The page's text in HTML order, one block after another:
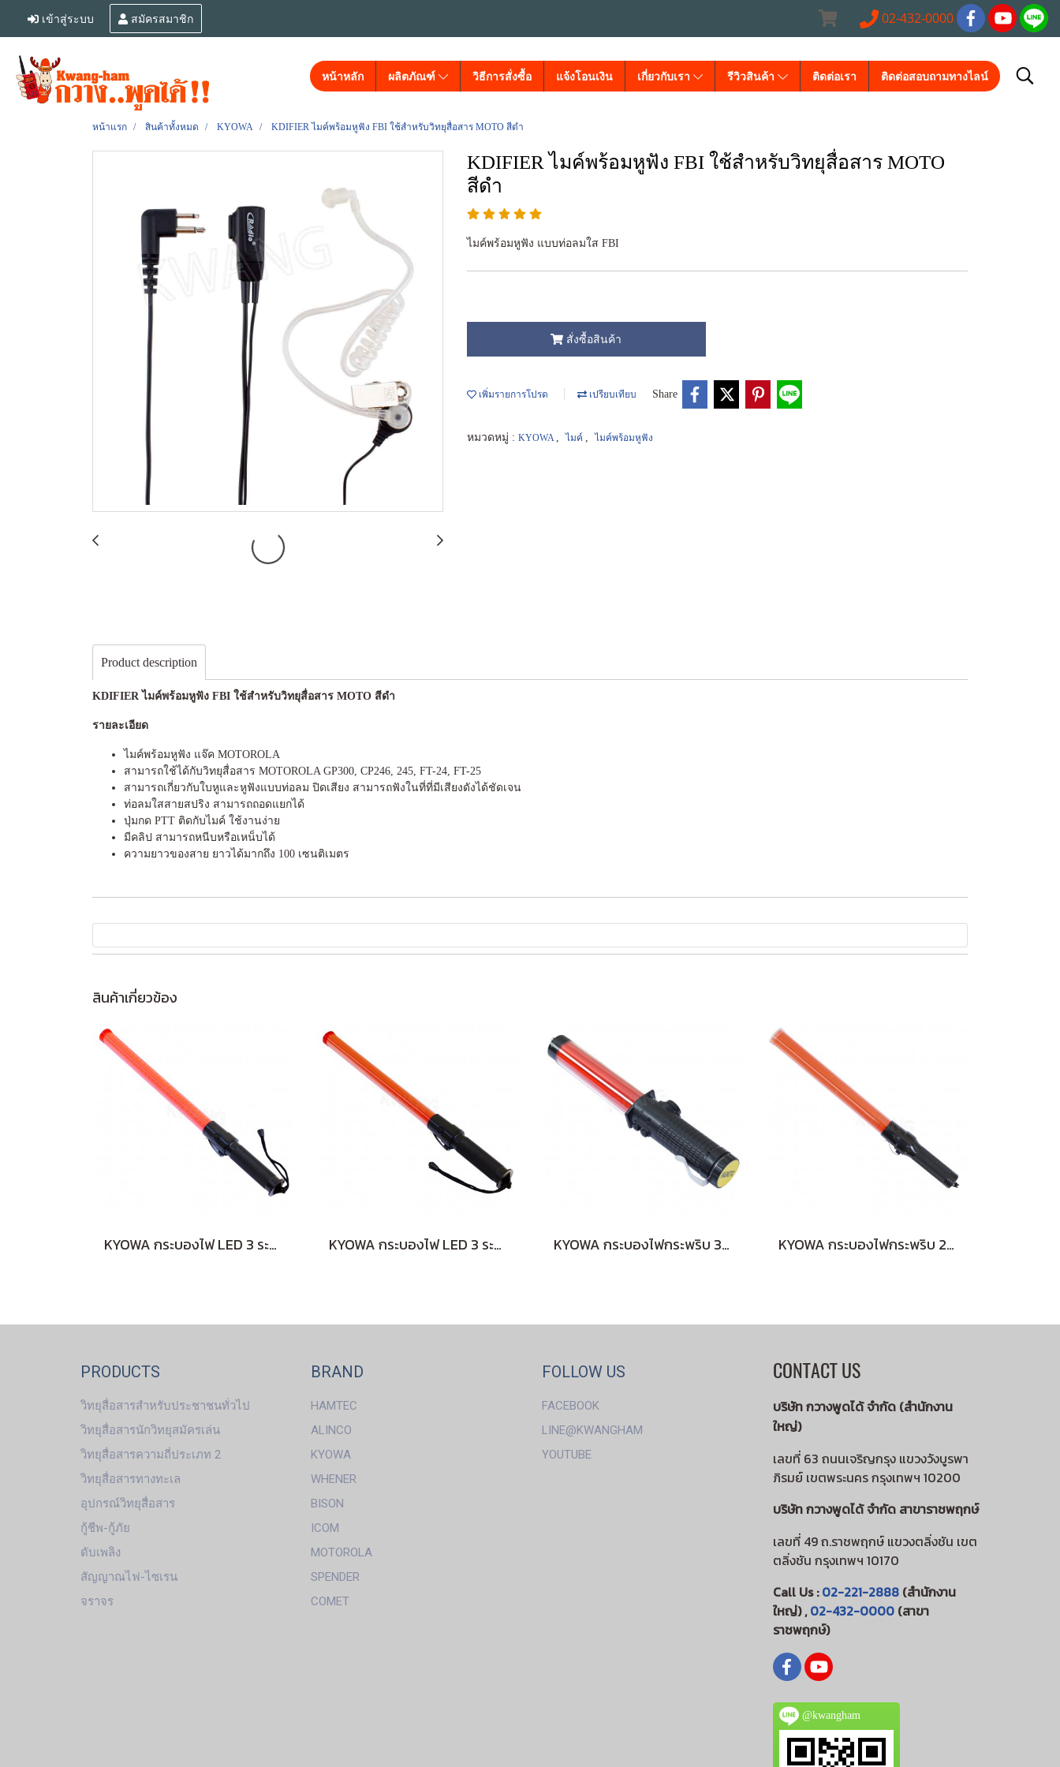
เข้าสู่ระบบ สมัครสมาชิก 02-432-0000
หน้าหลัก ผลิตภัณฑ์ วิธีการสั่งซื้อ แจ้งโอนเงิน เกี่ยวกับเรา รีวิวสินค้า ติดต่อเรา ติดต่อสอบถามทางไลน์
หน้าแรก สินค้าทั้งหมด KYOWA KDIFIER ไมค์พร้อมหูฟัง FBI ใช้สำหรับวิทยุสื่อสาร MOTO สีดำ
KDIFIER ไมค์พร้อมหูฟัง FBI ใช้สำหรับวิทยุสื่อสาร MOTO
สีดำ
ไมค์พร้อมหูฟัง แบบท่อลมใส FBI
สั่งซื้อสินค้า
เพิ่มรายการโปรด เปรียบเทียบ Share
หมวดหมู่ : KYOWA ไมค์ ไมค์พร้อมหูฟัง
Product description
KDIFIER ไมค์พร้อมหูฟัง FBI ใช้สำหรับวิทยุสื่อสาร MOTO สีดำ
รายละเอียด
ไมค์พร้อมหูฟัง แจ๊ค MOTOROLA
สามารถใช้ได้กับวิทยุสื่อสาร MOTOROLA GP300, CP246, 245, FT-24, FT-25
สามารถเกี่ยวกับใบหูและหูฟังแบบท่อลม ปิดเสียง สามารถฟังในที่ที่มีเสียงดังได้ชัดเจน
ท่อลมใสสายสปริง สามารถถอดแยกได้
ปุ่มกด PTT ติดกับไมค์ ใช้งานง่าย
มีคลิป สามารถหนีบหรือเหน็บได้
ความยาวของสาย ยาวได้มากถึง 100 เซนติเมตร
สินค้าเกี่ยวข้อง
KYOWA กระบองไฟ LED 3 ระดับ ลายเหลี่ยม (RED) KYOWA กระบองไฟ LED 3 ระดับ ลายธรรมดา (RED) KYOWA กระบองไฟกระพริบ 3 จังหวะ สั้น (RED) KYOWA กระบองไฟกระพริบ 2 จังหวะ (RED)
PRODUCTS
วิทยุสื่อสารสำหรับประชาชนทั่วไป
วิทยุสื่อสารนักวิทยุสมัครเล่น
วิทยุสื่อสารความถี่ประเภท 2
วิทยุสื่อสารทางทะเล
อุปกรณ์วิทยุสื่อสาร
กู้ชีพ-กู้ภัย
ดับเพลิง
สัญญาณไฟ-ไซเรน
จราจร
BRAND
HAMTEC
ALINCO
KYOWA
WHENER
BISON
ICOM
MOTOROLA
SPENDER
COMET
FOLLOW US
FACEBOOK
LINE@KWANGHAM
YOUTUBE
CONTACT US
บริษัท กวางพูดได้ จำกัด (สำนักงาน
ใหญ่)
เลขที่ 63 ถนนเจริญกรุง แขวงวังบูรพา
ภิรมย์ เขตพระนคร กรุงเทพฯ 10200
บริษัท กวางพูดได้ จำกัด สาขาราชพฤกษ์
เลขที่ 49 ถ.ราชพฤกษ์ แขวงตลิ่งชัน เขต
ตลิ่งชัน กรุงเทพฯ 10170
Call Us :02-221-2888(สำนักงาน
ใหญ่) ,02-432-0000(สาขา
ราชพฤกษ์)
@kwangham